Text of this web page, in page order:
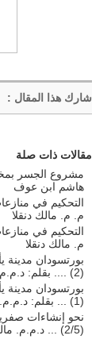
شارك هذا المقال :
مقالات ذات صلة
مشروع الجسر
هاشم ابن عوف
م. م. مالك دنقلا
م. مالك دنقلا
بورتسودان مدينة
(2) .... بقلم: د.م.م. أمجد عثمان عبد اللطيف
بورتسودان مدينة
(1) ... بقلم: د.م.م. أمجد عثمان عبد اللطيف
نحو إنشاءات صفرية
(2/5) ... د.م.م. مالك دنقلا